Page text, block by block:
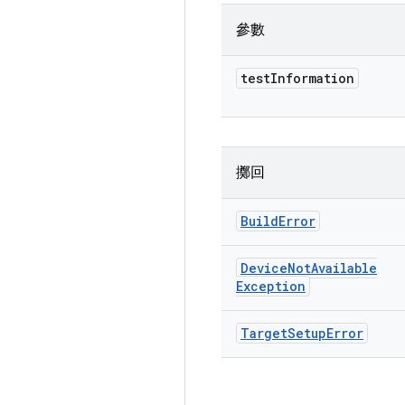
參數
testInformation
擲回
BuildError
DeviceNotAvailable
Exception
TargetSetupError